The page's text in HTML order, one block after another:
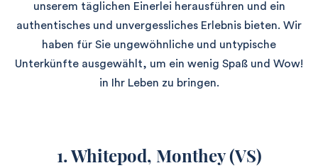
unserem täglichen Einerlei herausführen und ein
authentisches und unvergessliches Erlebnis bieten. Wir
haben für Sie ungewöhnliche und untypische
Unterkünfte ausgewählt, um ein wenig Spaß und Wow!
in Ihr Leben zu bringen.
1. Whitepod, Monthey (VS)